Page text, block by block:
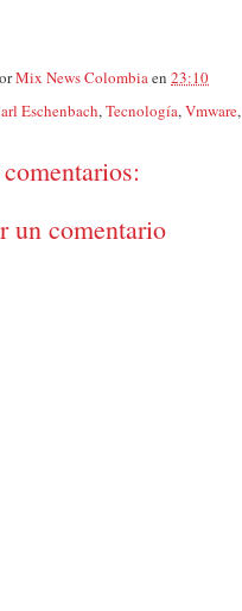
Mix News Colombiaen 23:10
Eschenbach,Tecnología,Vmware,
un comentario